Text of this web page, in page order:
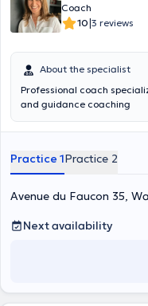
Coach
10|3 reviews
About the specialist
Professional coach
and guidance coaching
Practice 1Practice 2
Avenue du Faucon 35,
Next availability